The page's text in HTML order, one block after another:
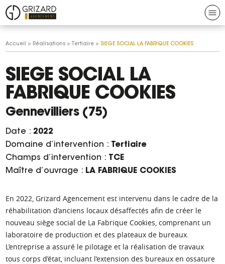
Aller au contenu
Grizard
agencement
Vous
êtes
Accueil > Réalisations> Tertiaire> SIEGE SOCIAL LA FABRIQUE COOKIES
SIEGE SOCIAL LA
FABRIQUE COOKIES
Gennevilliers (75)
Date : 2022
Domaine d’intervention : Tertiaire
Champs d’intervention : TCE
Maître d’ouvrage : LA FABRIQUE COOKIES
En 2022, Grizard Agencement est intervenu dans le cadre de la
réhabilitation d’anciens locaux désaffectés afin de créer le
nouveau siège social de La Fabrique Cookies, comprenant un
laboratoire de production et des plateaux de bureaux.
L’entreprise a assuré le pilotage et la réalisation de travaux
tous corps d’état, incluant l’extension des bureaux en ossature